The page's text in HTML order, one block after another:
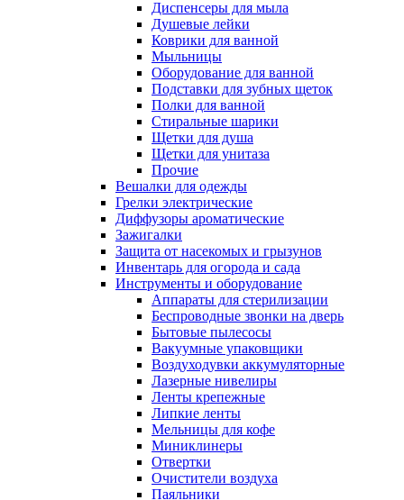
Диспенсеры для мыла
Душевые лейки
Коврики для ванной
Мыльницы
Оборудование для ванной
Подставки для зубных щеток
Полки для ванной
Стиральные шарики
Щетки для душа
Щетки для унитаза
Прочие
Вешалки для одежды
Грелки электрические
Диффузоры ароматические
Зажигалки
Защита от насекомых и грызунов
Инвентарь для огорода и сада
Инструменты и оборудование
Аппараты для стерилизации
Беспроводные звонки на дверь
Бытовые пылесосы
Вакуумные упаковщики
Воздуходувки аккумуляторные
Лазерные нивелиры
Ленты крепежные
Липкие ленты
Мельницы для кофе
Миниклинеры
Отвертки
Очистители воздуха
Паяльники